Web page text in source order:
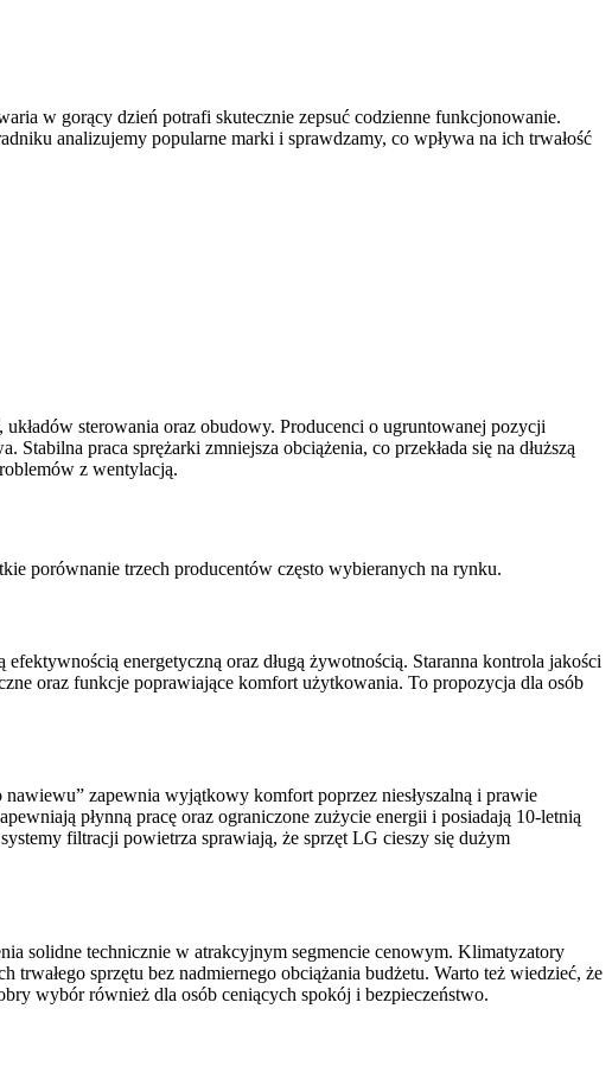
w gorący dzień potrafi skutecznie zepsuć codzienne funkcjonowanie.
analizujemy popularne marki i sprawdzamy, co wpływa na ich trwałość
sterowania oraz obudowy. Producenci o ugruntowanej pozycji
praca sprężarki zmniejsza obciążenia, co przekłada się na dłuższą
z wentylacją.
porównanie trzech producentów często wybieranych na rynku.
energetyczną oraz długą żywotnością. Staranna kontrola jakości
oraz funkcje poprawiające komfort użytkowania. To propozycja dla osób
zapewnia wyjątkowy komfort poprzez niesłyszalną i prawie
płynną pracę oraz ograniczone zużycie energii i posiadają 10-letnią
filtracji powietrza sprawiają, że sprzęt LG cieszy się dużym
solidne technicznie w atrakcyjnym segmencie cenowym. Klimatyzatory
sprzętu bez nadmiernego obciążania budżetu. Warto też wiedzieć, że
wybór również dla osób ceniących spokój i bezpieczeństwo.